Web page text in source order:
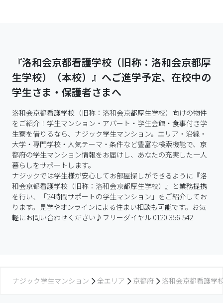
『洛和会京都看護学校（旧称：洛和会京都厚
生学校）（本校）』へご進学予定、在校中の
学生さま・保護者さまへ
洛和会京都看護学校（旧称：洛和会京都厚生学校）向けの物件
をご紹介！学生マンション・アパート・学生会館・食事付き学
生寮を借りるなら、ナジック学生マンション。エリア・沿線・
大学・専門学校・人気テーマ・条件など豊富な検索機能で、京
都府の学生マンション情報をお届けし、あなたの充実した一人
暮らしをサポートします。
ナジックでは学生様が安心してお部屋探しができるように『洛
和会京都看護学校（旧称：洛和会京都厚生学校）』と業務提携
を行い、「24時間サポートの学生マンション」をご紹介してお
ります。見学やオンラインによる住まい相談も可能です。お気
軽にお問い合わせください♪フリーダイヤル 0120-356-542
ナジック学生マンション 全エリア 京都府 洛和会京都看護学